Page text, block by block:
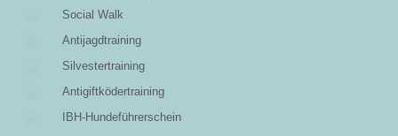
Social Walk
Antijagdtraining
Silvestertraining
Antigiftködertraining
IBH-Hundeführerschein